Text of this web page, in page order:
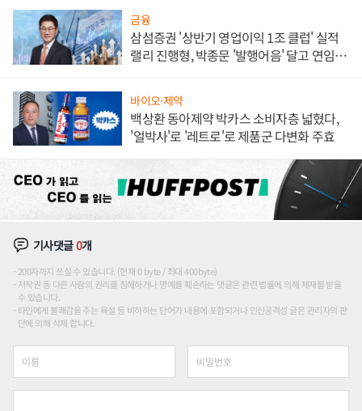
금융
삼섬증권 '상반기 영업이익 1조 클럽' 실적
랠리 진행형, 박종문 '발행어음' 달고 연임 향
바이오·제약
백상환 동아제약 박카스 소비자층 넓혔다,
'얼박사'로 '레트로'로 제품군 다변화 주효
기사댓글0개
200자까지 쓰실 수 있습니다. (현재 0 byte / 최대 400byte)
저작권 등 다른 사람의 권리를 침해하거나 명예를 훼손하는 댓글은 관련 법률에 의해 제재를 받을
수 있습니다.
타인에게 불쾌감을 주는 욕설 등 비하하는 단어가 내용에 포함되거나 인신공격성 글은 관리자의 판
단에 의해 삭제 합니다.